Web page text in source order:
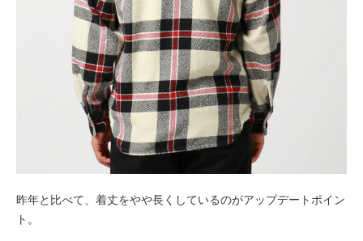
昨年と比べて、着丈をやや長くしているのがアップデートポイン
ト。